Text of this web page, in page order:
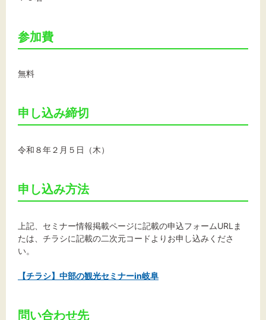
参加費
無料
申し込み締切
令和８年２月５日（木）
申し込み方法
上記、セミナー情報掲載ページに記載の申込フォームURLま
たは、チラシに記載の二次元コードよりお申し込みくださ
い。
【チラシ】中部の観光セミナーin岐阜
問い合わせ先